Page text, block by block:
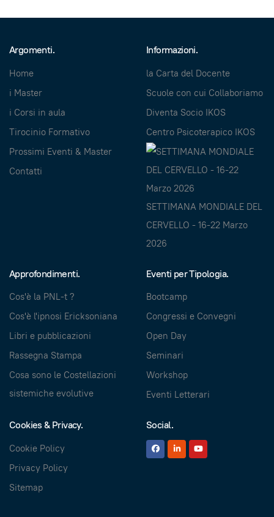
Argomenti.
Home
i Master
i Corsi in aula
Tirocinio Formativo
Prossimi Eventi & Master
Contatti
Informazioni.
la Carta del Docente
Scuole con cui Collaboriamo
Diventa Socio IKOS
Centro Psicoterapico IKOS
SETTIMANA MONDIALE DEL
CERVELLO - 16-22 Marzo
2026
Approfondimenti.
Cos'è la PNL-t ?
Cos'è l'ipnosi Ericksoniana
Libri e pubblicazioni
Rassegna Stampa
Cosa sono le Costellazioni
sistemiche evolutive
Eventi per Tipologia.
Bootcamp
Congressi e Convegni
Open Day
Seminari
Workshop
Eventi Letterari
Cookies & Privacy.
Cookie Policy
Privacy Policy
Sitemap
Social.